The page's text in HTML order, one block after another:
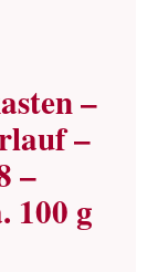
–
–
–
100 g